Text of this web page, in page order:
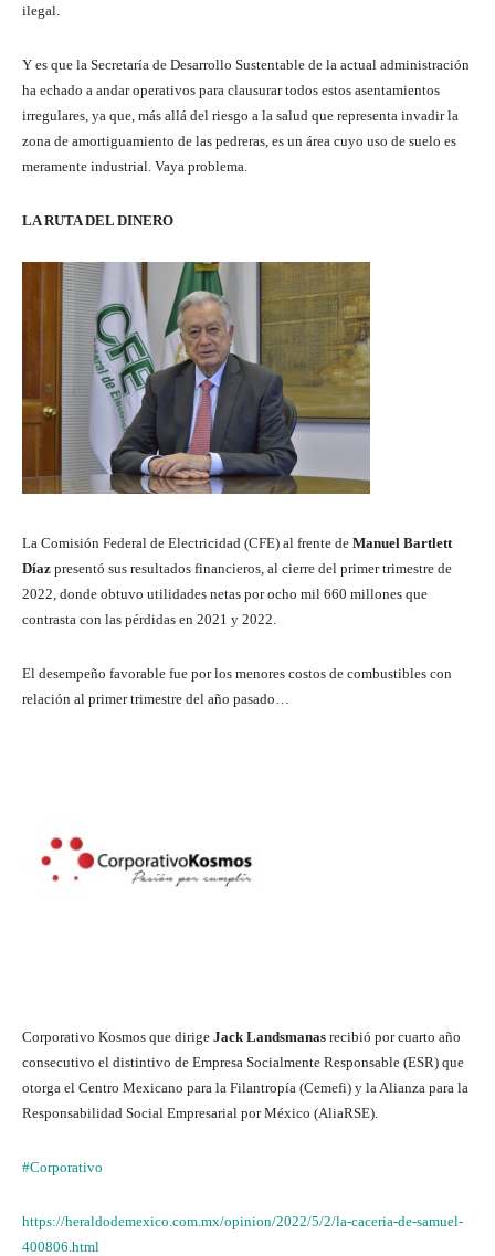
ilegal.
Y es que la Secretaría de Desarrollo Sustentable de la actual administración
ha echado a andar operativos para clausurar todos estos asentamientos
irregulares, ya que, más allá del riesgo a la salud que representa invadir la
zona de amortiguamiento de las pedreras, es un área cuyo uso de suelo es
meramente industrial. Vaya problema.
LA RUTA DEL DINERO
La Comisión Federal de Electricidad (CFE) al frente de Manuel Bartlett
Díaz presentó sus resultados financieros, al cierre del primer trimestre de
2022, donde obtuvo utilidades netas por ocho mil 660 millones que
contrasta con las pérdidas en 2021 y 2022.
El desempeño favorable fue por los menores costos de combustibles con
relación al primer trimestre del año pasado…
Corporativo Kosmos que dirige Jack Landsmanas recibió por cuarto año
consecutivo el distintivo de Empresa Socialmente Responsable (ESR) que
otorga el Centro Mexicano para la Filantropía (Cemefi) y la Alianza para la
Responsabilidad Social Empresarial por México (AliaRSE).
#Corporativo
https://heraldodemexico.com.mx/opinion/2022/5/2/la-caceria-de-samuel-
400806.html